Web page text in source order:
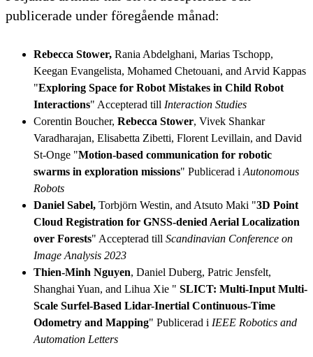
publicerade under föregående månad:
Rebecca Stower, Rania Abdelghani, Marias Tschopp,
Keegan Evangelista, Mohamed Chetouani, and Arvid Kappas
"Exploring Space for Robot Mistakes in Child Robot
Interactions" Accepterad till Interaction Studies
Corentin Boucher, Rebecca Stower, Vivek Shankar
Varadharajan, Elisabetta Zibetti, Florent Levillain, and David
St-Onge "Motion-based communication for robotic
swarms in exploration missions" Publicerad i Autonomous
Robots
Daniel Sabel, Torbjörn Westin, and Atsuto Maki "3D Point
Cloud Registration for GNSS-denied Aerial Localization
over Forests" Accepterad till Scandinavian Conference on
Image Analysis 2023
Thien-Minh Nguyen, Daniel Duberg, Patric Jensfelt,
Shanghai Yuan, and Lihua Xie " SLICT: Multi-Input Multi-
Scale Surfel-Based Lidar-Inertial Continuous-Time
Odometry and Mapping" Publicerad i IEEE Robotics and
Automation Letters